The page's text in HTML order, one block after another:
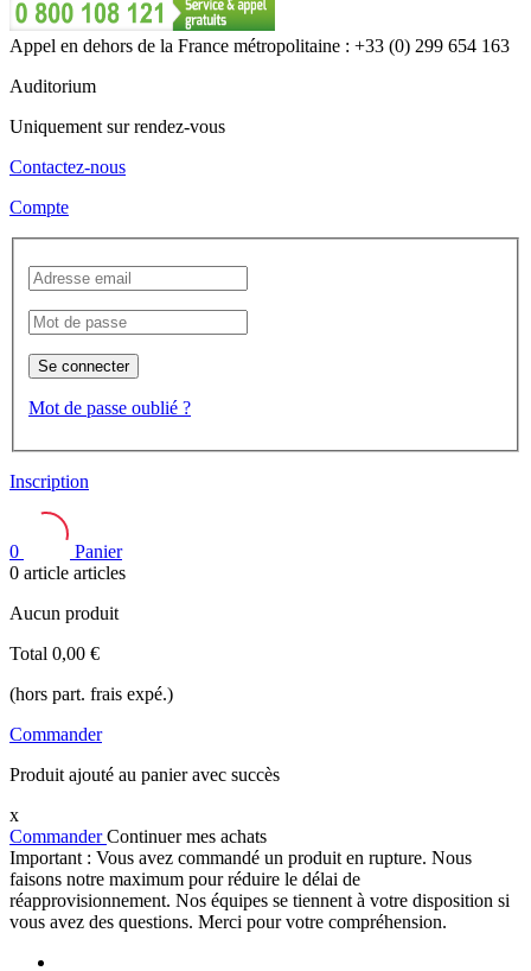
Appel en dehors de la France métropolitaine : +33 (0) 299 654 163
Auditorium
Uniquement sur rendez-vous
Contactez-nous
Compte
Se connecter
Mot de passe oublié ?
Inscription
0
Panier
0 article articles
Aucun produit
Total 0,00 €
(hors part. frais expé.)
Commander
Produit ajouté au panier avec succès
x
CommanderContinuer mes achats
Important : Vous avez commandé un produit en rupture. Nous
faisons notre maximum pour réduire le délai de
réapprovisionnement. Nos équipes se tiennent à votre disposition si
vous avez des questions. Merci pour votre compréhension.